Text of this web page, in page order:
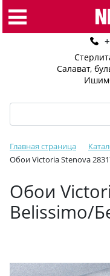
Салават,
Главная страница
Обои Victoria Stenova
Обои
Belissimo/